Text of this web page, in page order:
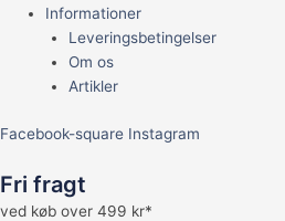
Informationer
Leveringsbetingelser
Om os
Artikler
Facebook-square Instagram
Fri fragt
ved køb over 499 kr*